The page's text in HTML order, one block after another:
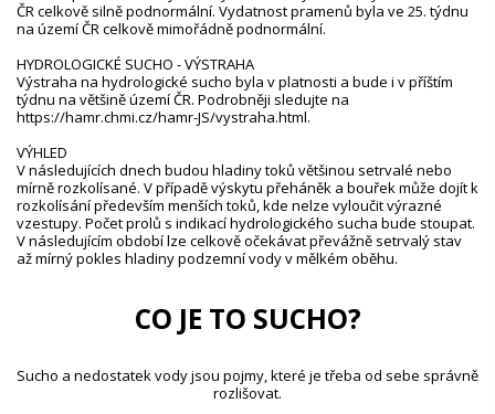
ČR celkově silně podnormální. Vydatnost pramenů byla ve 25. týdnu
na území ČR celkově mimořádně podnormální.
HYDROLOGICKÉ SUCHO - VÝSTRAHA
Výstraha na hydrologické sucho byla v platnosti a bude i v příštím
týdnu na většině území ČR. Podrobněji sledujte na
https://hamr.chmi.cz/hamr-JS/vystraha.html.
VÝHLED
V následujících dnech budou hladiny toků většinou setrvalé nebo
mírně rozkolísané. V případě výskytu přeháněk a bouřek může dojít k
rozkolísání především menších toků, kde nelze vyloučit výrazné
vzestupy. Počet profilů s indikací hydrologického sucha bude stoupat.
V následujícím období lze celkově očekávat převážně setrvalý stav
až mírný pokles hladiny podzemní vody v mělkém oběhu.
CO JE TO SUCHO?
Sucho a nedostatek vody jsou pojmy, které je třeba od sebe správně
rozlišovat.